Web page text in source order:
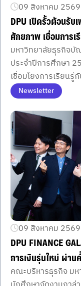
09 สิงหาคม 2569
DPU เปิดรั้วต้อนรั
ศักยภาพ เชื่อมการ
AI–6 DNA พร้อมก้
มหาวิทยาลัยธุรกิจ
ประจำปีการศึกษา
เชื่อมโยงการเรียน
แรงงานยุคใหม่
Newsletter
09 สิงหาคม 2569
DPU FINANCE
การเงินรุ่นใหม่ ผ่า
ลงมือปฏิบัติจริง
คณะบริหารธุรกิจ ม